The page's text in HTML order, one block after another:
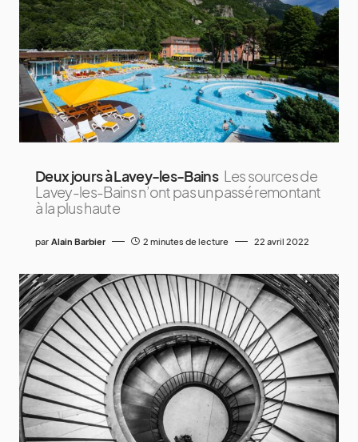
Deux jours à Lavey-les-Bains Les sources de
Lavey-les-Bains n’ont pas un passé remontant
à la plus haute
par Alain Barbier 2 minutes de lecture 22 avril 2022